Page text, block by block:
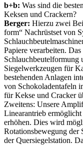
b+b: Was sind die
Keksen und Crackern?
Berger: Hierzu zwei
form“ Nachrüstset von
Papiere verarbeiten.
Schlauchbeutelformung
Siegelwerkzeugen für
bestehenden Anlagen
von Schokoladentafeln
für Kekse und Cracker
Zweitens: Unsere
Linearantrieb
erhöhen. Dies wird
Rotationsbewegung der
der Quersiegelstation.